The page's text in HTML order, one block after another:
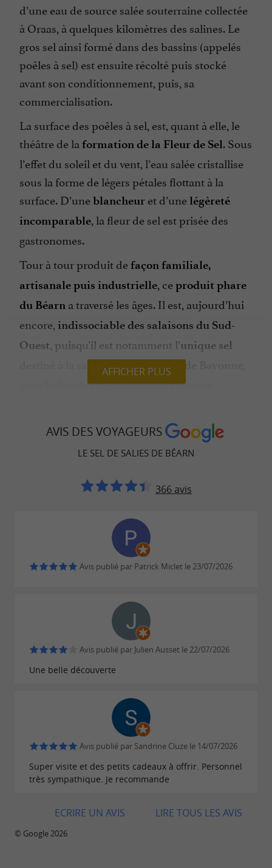
d’une eau de source salée souterraine collectée
à Oraas, à quelques kilomètres des salines. Le
gros sel ainsi formé dans des bassins (appelés
poêles à sel) est ensuite récolté puis stocké
avant son conditionnement, puis, sa
commercialisation.
La surface des poêles à sel, est, quant à elle, le
théâtre de la formation de la Fleur de Sel. Sous
l’effet du soleil et du vent, l’eau salée cristallise
sous la forme de légers pétales flottant à la
surface. D’uneblancheur et d’unelégèreté
incomparable, la fleur de sel est prisée des
gastronomes.
Tour à tour produit de façon familiale,
artisanale puis industrielle, ceproduit phare
du Béarn a traversé les âges. Il est, aujourd’hui
encore, indissociable des salaisons du Sud-
Ouest , puisqu’il est notamment l’unique sel
destiné à la salaison desJambons de Bayonne
sous Indication Géographique Protégée.
béarnais, le sel de Salies-de-Béarn est le
marqueur d’un territoire et d’un patrimoine
À RETROUVER SUR
GUIDE BÉARN PYRÉNÉES
culinaire préservé par la Maison du Jambon de
Bayonne et La Saline de Salies-de-Béarn
AFFICHER PLUS
AVIS DES VOYAGEURS
LE SEL DE SALIES DE BÉARN
366 avis
Avis publié par Patrick Miclet le 23/07/2026
Avis publié par Julien Ausset le 22/07/2026
Une belle découverte
Avis publié par Sandrine Cluze le 14/07/2026
Super visite et des petits cadeaux à offrir. Personnel
très sympathique. Je recommande
LIRE TOUS LES AVIS
ECRIRE UN AVIS
© Google 2026